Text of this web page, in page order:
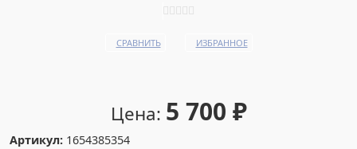
СРАВНИТЬ ИЗБРАННОЕ
Цена: 5 700 ₽
Артикул: 1654385354